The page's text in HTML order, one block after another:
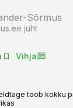
Sõrmus
juht
Vihja
toob kokku